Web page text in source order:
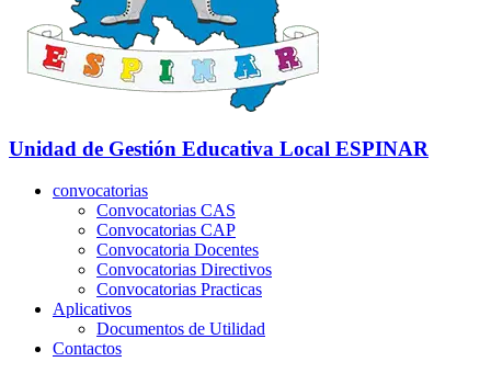
Unidad de Gestión Educativa Local ESPINAR
convocatorias
Convocatorias CAS
Convocatorias CAP
Convocatoria Docentes
Convocatorias Directivos
Convocatorias Practicas
Aplicativos
Documentos de Utilidad
Contactos